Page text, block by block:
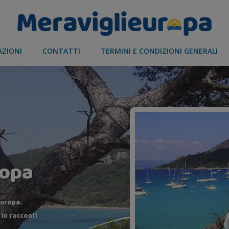
CONTATTI TERMINI E CONDIZIONI GENERALI
lo racconti